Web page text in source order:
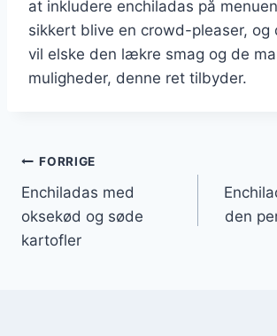
at inkludere enchiladas på
sikkert blive en crowd-pleaser,
vil elske den lækre smag og de
muligheder, denne ret tilbyder.
Indlægsnavigation
FORRIGE
Enchiladas med
oksekød og søde
kartofler
den